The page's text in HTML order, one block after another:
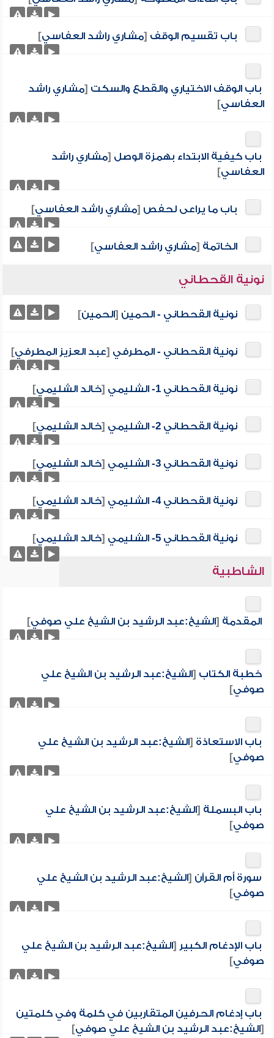
باب تقسيم الوقف [مشاري راشد العفاسي]
باب الوقف الاختياري والقطع والسكت [مشاري راشد
العفاسي]
باب كيفية الابتداء بهمزة الوصل [مشاري راشد
العفاسي]
باب ما يراعى لحفص [مشاري راشد العفاسي]
الخاتمة [مشاري راشد العفاسي]
نونية القحطاني
نونية القحطاني - الحمين [الحمين]
نونية القحطاني - المطرفي [عبد العزيز المطرفي]
نونية القحطاني 1- الشليمي [خالد الشليمي]
نونية القحطاني 2- الشليمي [خالد الشليمي]
نونية القحطاني 3- الشليمي [خالد الشليمي]
نونية القحطاني 4- الشليمي [خالد الشليمي]
نونية القحطاني 5- الشليمي [خالد الشليمي]
الشاطبية
المقدمة [الشيخ:عبد الرشيد بن الشيخ علي صوفي]
خطبة الكتاب [الشيخ:عبد الرشيد بن الشيخ علي
صوفي]
باب الاستعاذة [الشيخ:عبد الرشيد بن الشيخ علي
صوفي]
باب البسملة [الشيخ:عبد الرشيد بن الشيخ علي
صوفي]
سورة أم القرآن [الشيخ:عبد الرشيد بن الشيخ علي
صوفي]
باب الإدغام الكبير [الشيخ:عبد الرشيد بن الشيخ علي
صوفي]
باب إدغام الحرفين المتقاربين في كلمة وفي كلمتين
[الشيخ:عبد الرشيد بن الشيخ علي صوفي]